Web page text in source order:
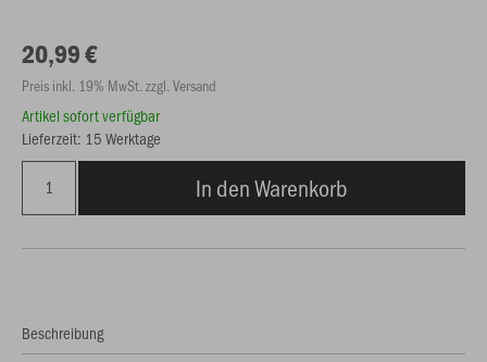
20,99 €
Preis inkl. 19% MwSt. zzgl. Versand
Artikel sofort verfügbar
Lieferzeit: 15 Werktage
In den Warenkorb
Beschreibung